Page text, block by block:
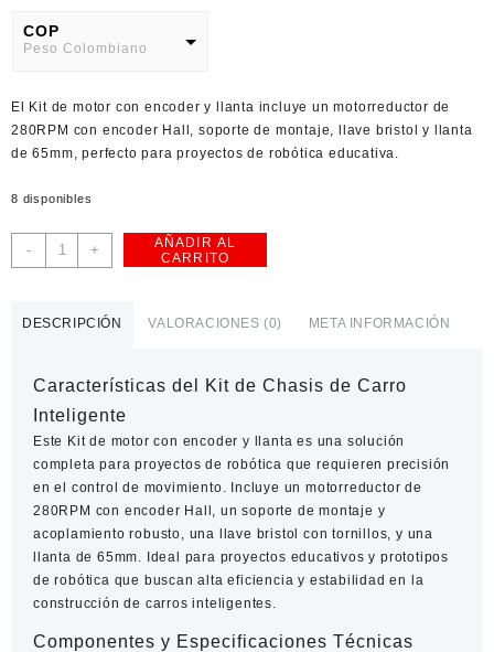
COP
Peso Colombiano
American Dollar
El Kit de motor con encoder y llanta incluye un motorreductor de
280RPM con encoder Hall, soporte de montaje, llave bristol y llanta
de 65mm, perfecto para proyectos de robótica educativa.
8 disponibles
-
Kit
de
llanta
cantidad
+
AÑADIR AL
CARRITO
DESCRIPCIÓN VALORACIONES (0) META INFORMACIÓN
Características del Kit de Chasis de Carro
Inteligente
Este Kit de motor con encoder y llanta es una solución
completa para proyectos de robótica que requieren precisión
en el control de movimiento. Incluye un motorreductor de
280RPM con encoder Hall, un soporte de montaje y
acoplamiento robusto, una llave bristol con tornillos, y una
llanta de 65mm.
Ideal para proyectos educativos y prototipos
de robótica que buscan alta eficiencia y estabilidad en la
construcción de carros inteligentes.
Componentes y Especificaciones Técnicas